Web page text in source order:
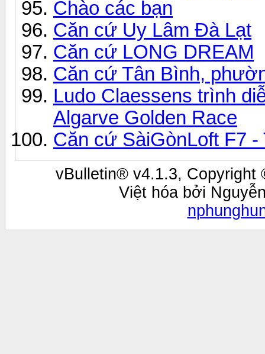
Chào các bạn
Căn cứ Uy Lâm Đà Lạt
Căn cứ LONG DREAM
Căn cứ Tân Bình,
Ludo Claessens trình
Algarve Golden Race
Căn cứ SàiGònLoft F7 -
vBulletin® v4.1.3, Copyright
Việt hóa bởi